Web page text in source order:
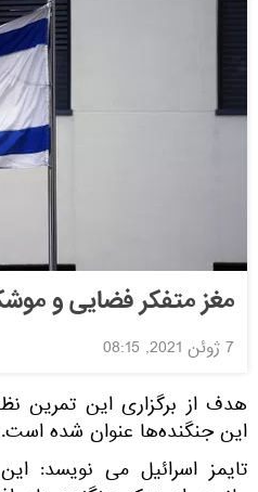
مغز متفکر فضایی و
7 ژوئن 2021, 08:15
هدف از برگزاری این تمرین
این جنگنده‌ها عنوان شده است.
تایمز اسرائیل می نویسد: